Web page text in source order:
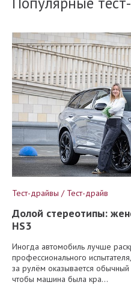
Тест-драйвы / Тест-драйв
Долой стереотипы:
HS3
Иногда автомобиль лучше
профессионального
за рулём оказывается
чтобы машина была кра...